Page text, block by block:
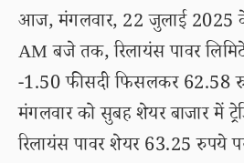
आज, मंगलवार, 22 जुलाई 2025
AM बजे तक, रिलायंस पावर
-1.50 फीसदी फिसलकर 62.58
मंगलवार को सुबह शेयर बाजार में
रिलायंस पावर शेयर 63.25